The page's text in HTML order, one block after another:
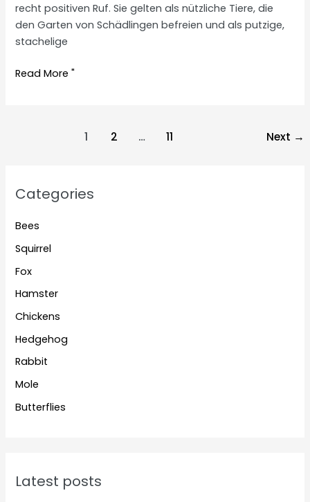
recht positiven Ruf. Sie gelten als nützliche Tiere, die
den Garten von Schädlingen befreien und als putzige,
stachelige
Can
Read More "
1 2 … 11 Next →
Categories
Bees
Squirrel
Fox
Hamster
Chickens
Hedgehog
Rabbit
Mole
Butterflies
Latest posts